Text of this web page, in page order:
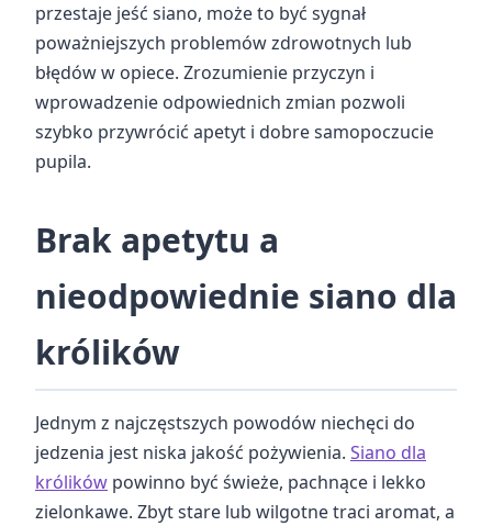
przestaje jeść siano, może to być sygnał
poważniejszych problemów zdrowotnych lub
błędów w opiece. Zrozumienie przyczyn i
wprowadzenie odpowiednich zmian pozwoli
szybko przywrócić apetyt i dobre samopoczucie
pupila.
Brak apetytu a
nieodpowiednie siano dla
królików
Jednym z najczęstszych powodów niechęci do
jedzenia jest niska jakość pożywienia. Siano dla
królików powinno być świeże, pachnące i lekko
zielonkawe. Zbyt stare lub wilgotne traci aromat, a